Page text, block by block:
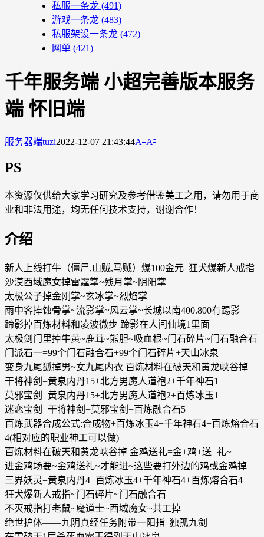
私服一条龙 (491)
游戏一条龙 (483)
私服架设一条龙 (472)
网单 (421)
千年服务端 小超完善版本服务
端 怀旧端
服务器端tuzi2022-12-07 21:43:44A+A-
PS
本资源仅供给大家学习研究及参考借鉴美工之用，请勿用于商
业和非法用途，均无任何技术支持，谢谢合作！
介绍
新人上线打牛（僵尸,山贼,马贼）爆100金元 狂犬爆新人戒指
沙漠西域魔女掉雷霆掌~残月掌~阴阳掌
太极公子掉金刚掌~玄冰掌~烈焰掌
雨中客掉蚀骨掌~流影掌~风云掌~长城以南400.800有踢影
蹄影掉百炼材料和凌波微步 蹄影在人间仙境1里面
太极剑门里掉牛黄~鹿茸~熊胆~吸血根~门石碎片~门石融合石
门派石一=99个门石融合石+99个门石碎片+天山冰泉
变身九尾狐掉男~女九尾内衣 百炼材料在破天和黄龙峡谷掉
干将神剑=黄泉内丹15+北方男魔人道袍2+千年神石1
莫邪宝剑=黄泉内丹15+北方男魔人道袍2+百炼冰玉1
迷恋宝剑=干将神剑+莫邪宝剑+百炼融合石5
百炼武器合成公式:合成物+百炼冰玉4+千年神石4+百炼熔合石
4(相对应的职业神工可以做)
百炼材料在破天和黄龙峡谷掉 金鸡送礼=金+鸡+送+礼~
进金鸡场要~金鸡送礼~才能进~这些要打外边的鸡或金鸡掉
三界妖灵=黄泉内丹4+百炼冰玉4+千年神石4+百炼熔合石4
狂犬爆新人戒指~门石碎片~门石融合石
不灭戒指打老鼠~魔道士~西域魔女~共工掉
绝世护体——九阴真经任务附带一阳指 独孤九剑